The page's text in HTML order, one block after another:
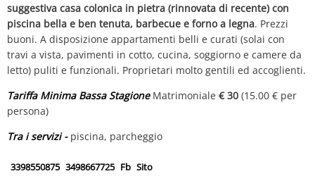
suggestiva casa colonica in pietra (rinnovata di recente) con
piscina bella e ben tenuta, barbecue e forno a legna. Prezzi
buoni. A disposizione appartamenti belli e curati (solai con
travi a vista, pavimenti in cotto, cucina, soggiorno e camere da
letto) puliti e funzionali. Proprietari molto gentili ed accoglienti.
Tariffa Minima Bassa StagioneMatrimoniale € 30 (15.00 € per
persona)
Tra i servizi - piscina, parcheggio
3398550875 3498667725 Fb Sito